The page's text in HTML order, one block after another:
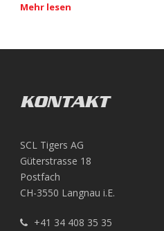
Mehr lesen
KONTAKT
SCL Tigers AG
Güterstrasse 18
Postfach
CH-3550 Langnau i.E.
+41 34 408 35 35